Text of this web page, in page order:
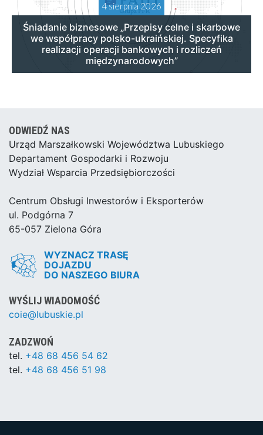
4 sierpnia 2026
Śniadanie biznesowe „Przepisy celne i skarbowe
we współpracy polsko-ukraińskiej. Specyfika
realizacji operacji bankowych i rozliczeń
międzynarodowych”
ODWIEDŹ NAS
Urząd Marszałkowski Województwa Lubuskiego
Departament Gospodarki i Rozwoju
Wydział Wsparcia Przedsiębiorczości
Centrum Obsługi Inwestorów i Eksporterów
ul. Podgórna 7
65-057 Zielona Góra
WYZNACZ TRASĘ
DOJAZDU
DO NASZEGO BIURA
WYŚLIJ WIADOMOŚĆ
coie@lubuskie.pl
ZADZWOŃ
tel. +48 68 456 54 62
tel. +48 68 456 51 98